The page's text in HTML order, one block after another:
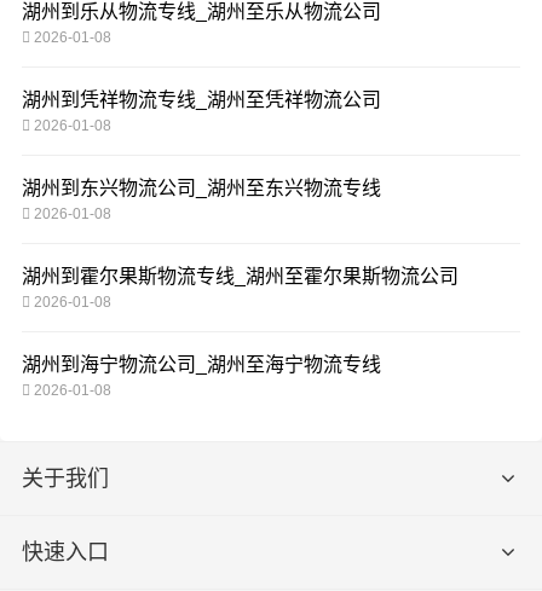
湖州到乐从物流专线_湖州至乐从物流公司
2026-01-08
湖州到凭祥物流专线_湖州至凭祥物流公司
2026-01-08
湖州到东兴物流公司_湖州至东兴物流专线
2026-01-08
湖州到霍尔果斯物流专线_湖州至霍尔果斯物流公司
2026-01-08
湖州到海宁物流公司_湖州至海宁物流专线
2026-01-08
关于我们
快速入口